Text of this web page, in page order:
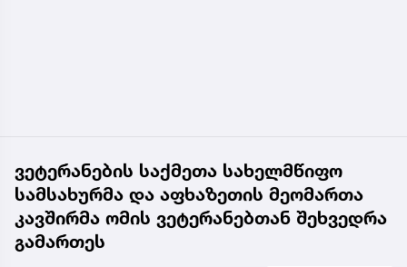
ვეტერანების საქმეთა სახელმწიფო
სამსახურმა და აფხაზეთის მეომართა
კავშირმა ომის ვეტერანებთან შეხვედრა
გამართეს